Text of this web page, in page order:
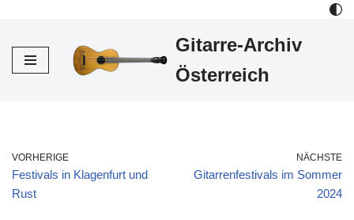
Inhalt
Gitarre-Archiv
Österreich
VORHERIGE
Festivals in Klagenfurt und
Rust
NÄCHSTE
Gitarrenfestivals im Sommer
2024